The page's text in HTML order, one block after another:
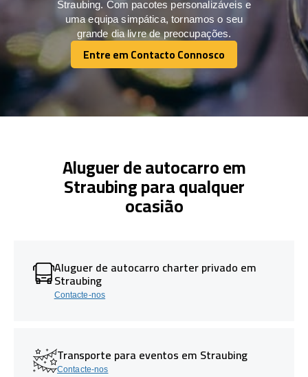
Straubing. Com pacotes personalizáveis e
uma equipa simpática, tornamos o seu
grande dia livre de preocupações.
Entre em Contacto Connosco
Entre em Contacto Connosco
Aluguer de autocarro em
Straubing para qualquer
ocasião
Aluguer de autocarro charter privado em
Straubing
Contacte-nos
Transporte para eventos em Straubing
Contacte-nos